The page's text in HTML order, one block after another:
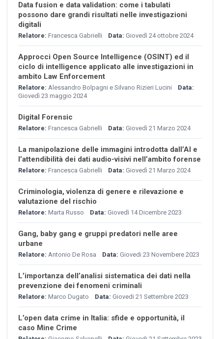
Data fusion e data validation: come i tabulati
possono dare grandi risultati nelle investigazioni
digitali
Relatore: Francesca Gabrielli Data: Giovedì 24 ottobre 2024
Approcci Open Source Intelligence (OSINT) ed il
ciclo di intelligence applicato alle investigazioni in
ambito Law Enforcement
Relatore: Alessandro Bolpagni e Silvano Rizieri Lucini Data:
Giovedì 23 maggio 2024
Digital Forensic
Relatore: Francesca Gabrielli Data: Giovedì 21 Marzo 2024
La manipolazione delle immagini introdotta dall’AI e
l’attendibilità dei dati audio-visivi nell’ambito forense
Relatore: Francesca Gabrielli Data: Giovedì 21 Marzo 2024
Criminologia, violenza di genere e rilevazione e
valutazione del rischio
Relatore: Marta Russo Data: Giovedì 14 Dicembre 2023
Gang, baby gang e gruppi predatori nelle aree
urbane
Relatore: Antonio De Rosa Data: Giovedi 23 Novembere 2023
L’importanza dell’analisi sistematica dei dati nella
prevenzione dei fenomeni criminali
Relatore: Marco Dugato Data: Giovedi 21 Settembre 2023
L’open data crime in Italia: sfide e opportunità, il
caso Mine Crime